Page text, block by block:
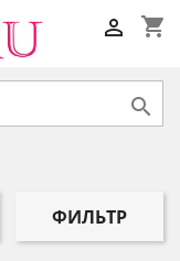
shopping_cart


ФИЛЬТР